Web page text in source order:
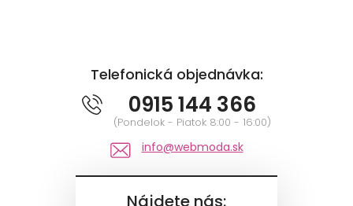
Telefonická objednávka:
0915 144 366
(Pondelok - Piatok 8:00 - 16:00)
info@webmoda.sk
Nájdete nás: